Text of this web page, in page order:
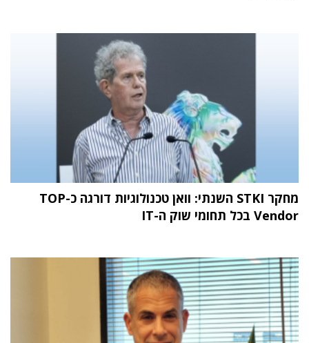
מחקר STKI השנתי: וואן טכנולוגיות דורגה כ-TOP
Vendor בכל תחומי שוק ה-IT